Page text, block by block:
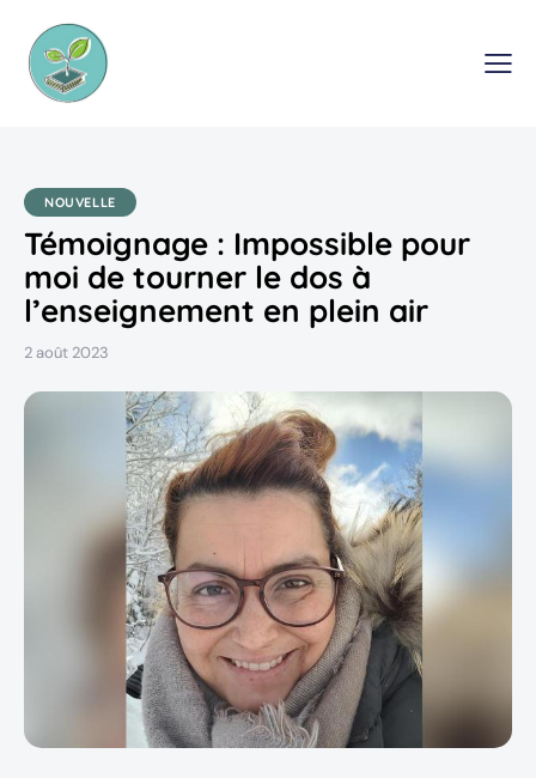
NOUVELLE
Témoignage : Impossible pour
moi de tourner le dos à
l’enseignement en plein air
2 août 2023